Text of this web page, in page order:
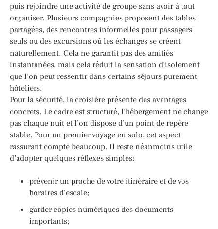
puis rejoindre une activité de groupe sans avoir à tout
organiser. Plusieurs compagnies proposent des tables
partagées, des rencontres informelles pour passagers
seuls ou des excursions où les échanges se créent
naturellement. Cela ne garantit pas des amitiés
instantanées, mais cela réduit la sensation d’isolement
que l’on peut ressentir dans certains séjours purement
hôteliers.
Pour la sécurité, la croisière présente des avantages
concrets. Le cadre est structuré, l’hébergement ne change
pas chaque nuit et l’on dispose d’un point de repère
stable. Pour un premier voyage en solo, cet aspect
rassurant compte beaucoup. Il reste néanmoins utile
d’adopter quelques réflexes simples:
prévenir un proche de votre itinéraire et de vos
horaires d’escale;
garder copies numériques des documents
importants;